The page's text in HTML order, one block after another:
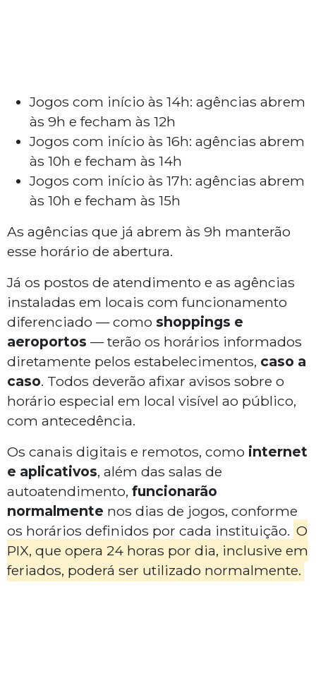
Jogos com início às 14h: agências abrem
às 9h e fecham às 12h
Jogos com início às 16h: agências abrem
às 10h e fecham às 14h
Jogos com início às 17h: agências abrem
às 10h e fecham às 15h
As agências que já abrem às 9h manterão
esse horário de abertura.
Já os postos de atendimento e as agências
instaladas em locais com funcionamento
diferenciado — como shoppings e
aeroportos — terão os horários informados
diretamente pelos estabelecimentos, caso a
caso. Todos deverão afixar avisos sobre o
horário especial em local visível ao público,
com antecedência.
Os canais digitais e remotos, como internet
e aplicativos, além das salas de
autoatendimento, funcionarão
normalmente nos dias de jogos, conforme
os horários definidos por cada instituição. O
PIX, que opera 24 horas por dia, inclusive em
feriados, poderá ser utilizado normalmente.